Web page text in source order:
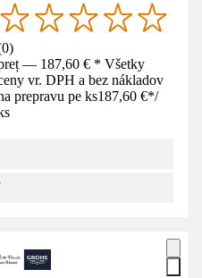
0)
— 187,60 € * Všetky
vr. DPH a bez nákladov
prepravu pe ks187,60 €*/